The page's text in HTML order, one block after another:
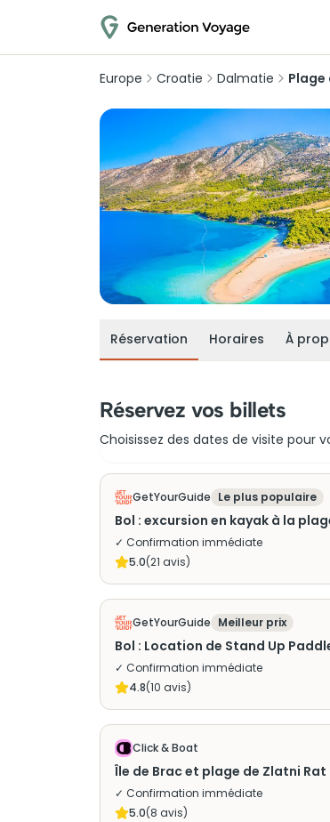
Europe Croatie Dalmatie Plage
Réservation Horaires À
Réservez vos billets
Choisissez des dates de visite pour
GetYourGuide Le plus populaire
Bol : excursion en kayak à la
✓ Confirmation immédiate
5.0(21 avis)
GetYourGuide Meilleur prix
Bol : Location de Stand Up
✓ Confirmation immédiate
4.8(10 avis)
Click & Boat
Île de Brac et plage de Zlatni
✓ Confirmation immédiate
5.0(8 avis)